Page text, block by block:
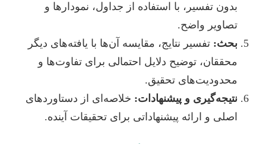
بدون تفسیر، با استفاده از جداول، نمودارها و
تصاویر واضح.
بحث:تفسیر نتایج، مقایسه آن‌ها با یافته‌های دیگر
محققان، توضیح دلایل احتمالی برای تفاوت‌ها و
محدودیت‌های تحقیق.
نتیجه‌گیری و پیشنهادات:خلاصه‌ای از دستاوردهای
اصلی و ارائه پیشنهاداتی برای تحقیقات آینده.